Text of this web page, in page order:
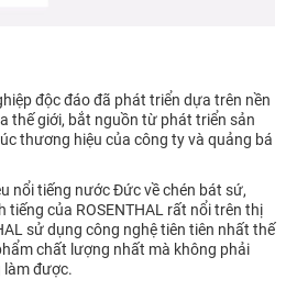
độc đáo đã phát triển dựa trên nền
thế giới, bắt nguồn từ phát triển sản
thương hiệu của công ty và quảng bá
nổi tiếng nước Đức về chén bát sứ,
tiếng của ROSENTHAL rất nổi trên thị
sử dụng công nghệ tiên tiên nhất thế
chất lượng nhất mà không phải
làm được.